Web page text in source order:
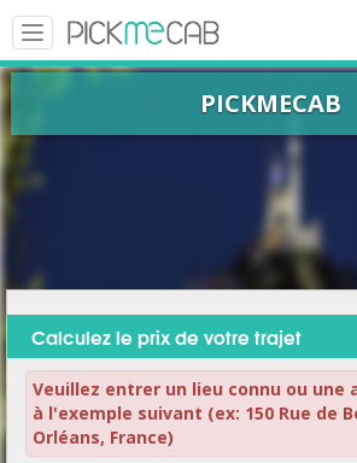
Toggle
navigation
Calculez le prix de votre trajet
Veuillez entrer un lieu connu ou une
à l'exemple suivant (ex: 150 Rue de
Orléans, France)
PICKMECAB